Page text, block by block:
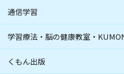
通信学習
学習療法・脳の健康教室・
くもん出版